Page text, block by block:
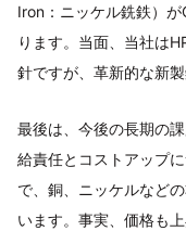
Iron：ニッケル銑鉄）
ります。当面、当社は
針ですが、革新的な新
最後は、今後の長期の
給責任とコストアップ
で、銅、ニッケルなど
います。事実、価格も